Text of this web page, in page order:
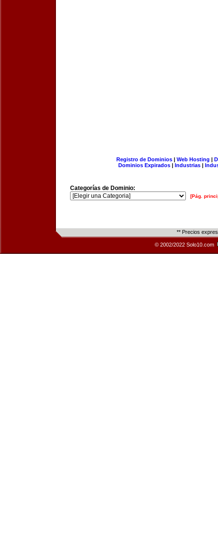
Registro de Dominios| Web Hosting |
Dominios Expirados | Industrias |
Categorías de Dominio:
[Pág.
** Precios
© 2002/2022 Solo10.com